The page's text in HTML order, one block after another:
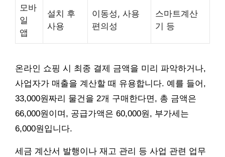
모바
일
앱
설치 후
사용
이동성, 사용
편의성
스마트계산
기 등
온라인 쇼핑 시 최종 결제 금액을 미리 파악하거나,
사업자가 매출을 계산할 때 유용합니다. 예를 들어,
33,000원짜리 물건을 2개 구매한다면, 총 금액은
66,000원이며, 공급가액은 60,000원, 부가세는
6,000원입니다.
세금 계산서 발행이나 재고 관리 등 사업 관련 업무